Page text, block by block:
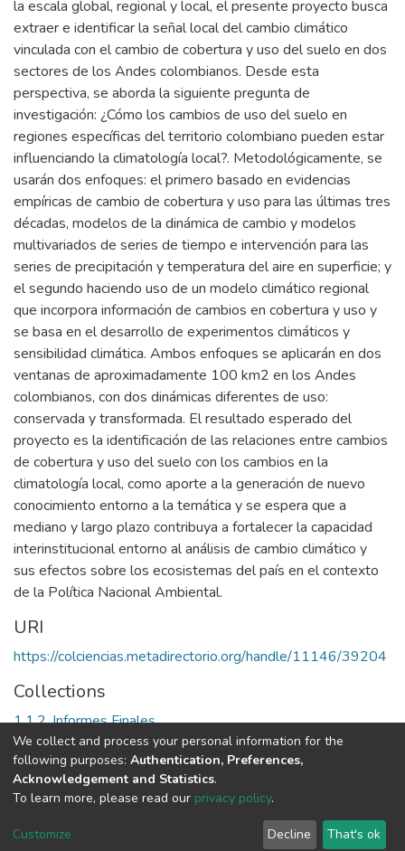
la escala global, regional y local, el presente proyecto busca
extraer e identificar la señal local del cambio climático
vinculada con el cambio de cobertura y uso del suelo en dos
sectores de los Andes colombianos. Desde esta
perspectiva, se aborda la siguiente pregunta de
investigación: ¿Cómo los cambios de uso del suelo en
regiones específicas del territorio colombiano pueden estar
influenciando la climatología local?. Metodológicamente, se
usarán dos enfoques: el primero basado en evidencias
empíricas de cambio de cobertura y uso para las últimas tres
décadas, modelos de la dinámica de cambio y modelos
multivariados de series de tiempo e intervención para las
series de precipitación y temperatura del aire en superficie; y
el segundo haciendo uso de un modelo climático regional
que incorpora información de cambios en cobertura y uso y
se basa en el desarrollo de experimentos climáticos y
sensibilidad climática. Ambos enfoques se aplicarán en dos
ventanas de aproximadamente 100 km2 en los Andes
colombianos, con dos dinámicas diferentes de uso:
conservada y transformada. El resultado esperado del
proyecto es la identificación de las relaciones entre cambios
de cobertura y uso del suelo con los cambios en la
climatología local, como aporte a la generación de nuevo
conocimiento entorno a la temática y se espera que a
mediano y largo plazo contribuya a fortalecer la capacidad
interinstitucional entorno al análisis de cambio climático y
sus efectos sobre los ecosistemas del país en el contexto
de la Política Nacional Ambiental.
URI
https://colciencias.metadirectorio.org/handle/11146/39204
Collections
1.1.2. Informes Finales
Full item page
DSpace software copyright © 2002-2026
Cookie
End User
Send
We collect and process your personal information for the
following purposes: Authentication, Preferences,
Acknowledgement and Statistics.
To learn more, please read our privacy policy.
Customize Decline That's ok